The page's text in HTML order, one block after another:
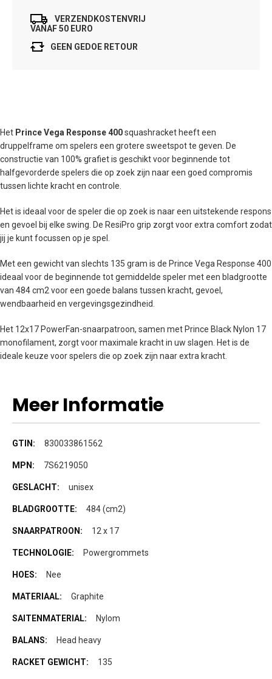
VERZENDKOSTENVRIJ
VANAF 50 EURO
GEEN GEDOE RETOUR
Het Prince Vega Response 400squashracket heeft een
druppelframe om spelers een grotere sweetspot te geven. De
constructie van 100% grafiet is geschikt voor beginnende tot
halfgevorderde spelers die op zoek zijn naar een goed compromis
tussen lichte kracht en controle.
Het is ideaal voor de speler die op zoek is naar een uitstekende respons
en gevoel bij elke swing. De ResiPro grip zorgt voor extra comfort zodat
jij je kunt focussen op je spel.
Met een gewicht van slechts 135 gram is de Prince Vega Response 400
ideaal voor de beginnende tot gemiddelde speler met een bladgrootte
van 484 cm2 voor een goede balans tussen kracht, gevoel,
wendbaarheid en vergevingsgezindheid.
Het 12x17 PowerFan-snaarpatroon, samen met Prince Black Nylon 17
monofilament, zorgt voor maximale kracht in uw slagen. Het is de
ideale keuze voor spelers die op zoek zijn naar extra kracht.
Meer Informatie
Meer
830033861562
7S6219050
unisex
484 (cm2)
12 x 17
Powergrommets
Nee
Graphite
Nylom
Head heavy
135